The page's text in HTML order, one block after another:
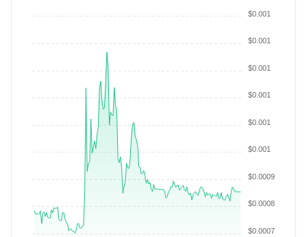
$0.0007
$0.0008
$0.0009
$0.001
$0.001
$0.001
$0.001
$0.001
$0.001